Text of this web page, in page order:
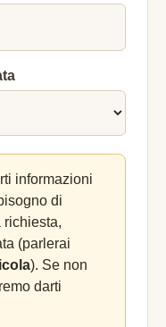
informazioni
di
richiesta,
(parlerai
). Se non
darti